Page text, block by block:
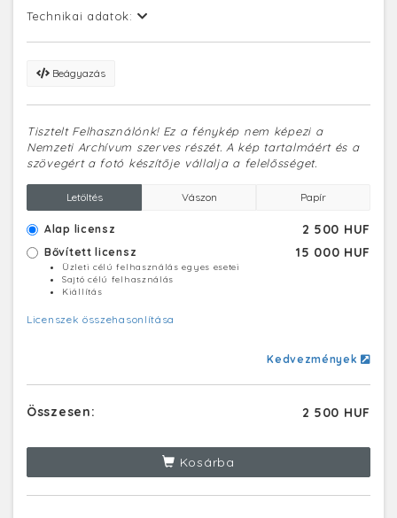
Technikai adatok:
Beágyazás
Tisztelt Felhasználónk! Ez a fénykép nem képezi a
Nemzeti Archívum szerves részét. A kép tartalmáért és a
szövegért a fotó készítője vállalja a felelősséget.
Letöltés Vászon Papír
Alap licensz 2 500 HUF
Bővített licensz 15 000 HUF
Üzleti célú felhasználás egyes esetei
Sajtó célú felhasználás
Kiállítás
Licenszek összehasonlítása
Kedvezmények
Összesen: 2 500 HUF
Kosárba